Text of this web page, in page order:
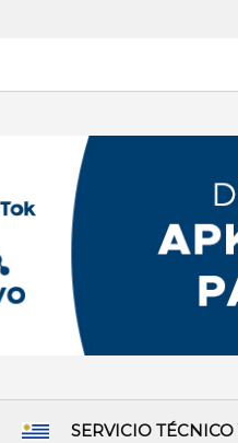
SERVICIO